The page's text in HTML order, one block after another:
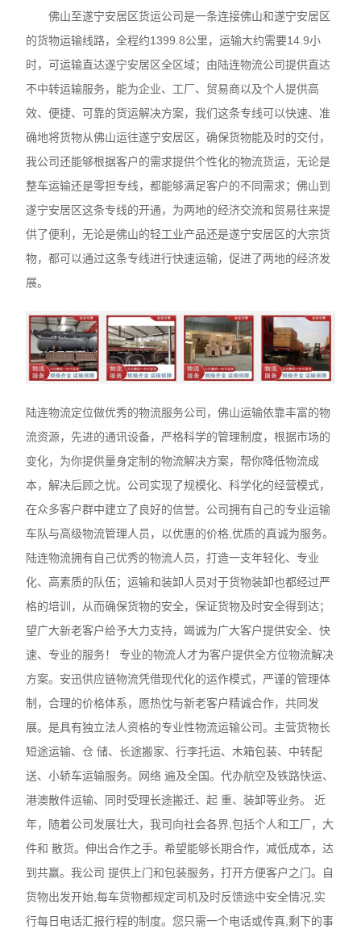
佛山至遂宁安居区货运公司是一条连接佛山和遂宁安居区
的货物运输线路，全程约1399.8公里，运输大约需要14.9小
时，可运输直达遂宁安居区全区域；由陆连物流公司提供直达
不中转运输服务，能为企业、工厂、贸易商以及个人提供高
效、便捷、可靠的货运解决方案，我们这条专线可以快速、准
确地将货物从佛山运往遂宁安居区，确保货物能及时的交付，
我公司还能够根据客户的需求提供个性化的物流货运，无论是
整车运输还是零担专线，都能够满足客户的不同需求；佛山到
遂宁安居区这条专线的开通，为两地的经济交流和贸易往来提
供了便利，无论是佛山的轻工业产品还是遂宁安居区的大宗货
物，都可以通过这条专线进行快速运输，促进了两地的经济发
展。
陆连物流定位做优秀的物流服务公司，佛山运输依靠丰富的物
流资源，先进的通讯设备，严格科学的管理制度，根据市场的
变化，为你提供量身定制的物流解决方案，帮你降低物流成
本，解决后顾之忧。公司实现了规模化、科学化的经营模式，
在众多客户群中建立了良好的信誉。公司拥有自己的专业运输
车队与高级物流管理人员，以优惠的价格,优质的真诚为服务。
陆连物流拥有自己优秀的物流人员，打造一支年轻化、专业
化、高素质的队伍；运输和装卸人员对于货物装卸也都经过严
格的培训，从而确保货物的安全，保证货物及时安全得到达；
望广大新老客户给予大力支持，竭诚为广大客户提供安全、快
速、专业的服务！ 专业的物流人才为客户提供全方位物流解决
方案。安迅供应链物流凭借现代化的运作模式，严谨的管理体
制，合理的价格体系，愿热忱与新老客户精诚合作，共同发
展。是具有独立法人资格的专业性物流运输公司。主营货物长
短途运输、仓 储、长途搬家、行李托运、木箱包装、中转配
送、小轿车运输服务。网络 遍及全国。代办航空及铁路快运、
港澳散件运输、同时受理长途搬迁、起 重、装卸等业务。 近
年，随着公司发展壮大，我司向社会各界,包括个人和工厂，大
件和 散货。伸出合作之手。希望能够长期合作，减低成本，达
到共赢。我公司 提供上门和包装服务，打开方便客户之门。自
货物出发开始,每车货物都规定司机及时反馈途中安全情况,实
行每日电话汇报行程的制度。您只需一个电话或传真,剩下的事